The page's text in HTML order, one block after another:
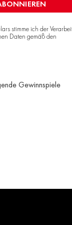
stimme ich der
Daten gemäß den
Gewinnspiele